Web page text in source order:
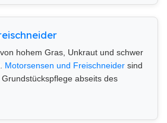
hohem Gras, Unkraut und schwer
Motorsensen und Freischneider sind
abseits des